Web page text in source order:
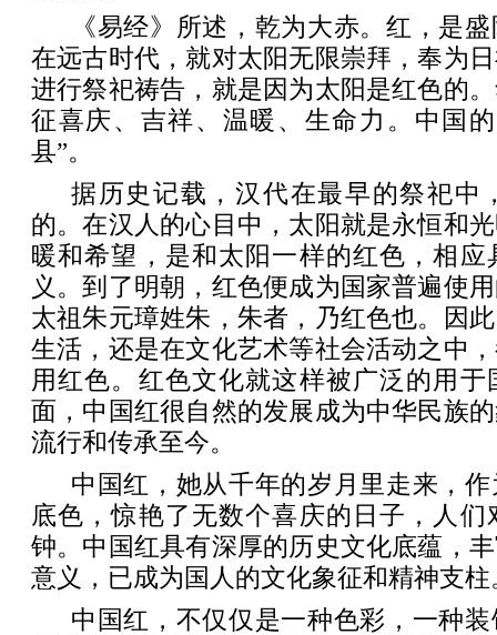
《易经》所述，乾为大赤。红，是
在远古时代，就对太阳无限崇拜，奉为
进行祭祀祷告，就是因为太阳是红色的
征喜庆、吉祥、温暖、生命力。中国
县”。
据历史记载，汉代在最早的祭祀中
的。在汉人的心目中，太阳就是永恒和
暖和希望，是和太阳一样的红色，相应
义。到了明朝，红色便成为国家普遍使
太祖朱元璋姓朱，朱者，乃红色也。因
生活，还是在文化艺术等社会活动之中
用红色。红色文化就这样被广泛的用
面，中国红很自然的发展成为中华民族
流行和传承至今。
中国红，她从千年的岁月里走来，
底色，惊艳了无数个喜庆的日子，人
钟。中国红具有深厚的历史文化底蕴，
意义，已成为国人的文化象征和精神支柱
中国红，不仅仅是一种色彩，一种